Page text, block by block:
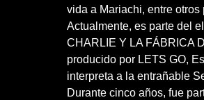
vida a Mariachi, entre otros
Actualmente, es parte del
CHARLIE Y LA FÁBRICA
producido por LETS GO,
interpreta a la entrañable
Durante cinco años, fue